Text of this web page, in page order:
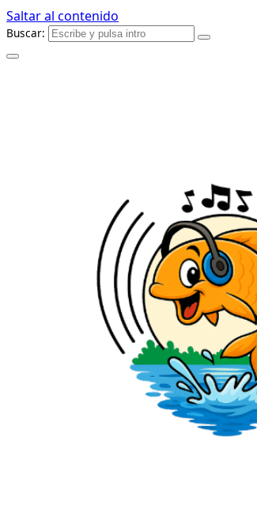
Saltar al contenido
Buscar: